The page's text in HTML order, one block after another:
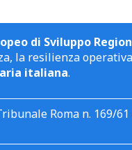
di Sviluppo
la resilienza
italiana.
Roma n. 169/